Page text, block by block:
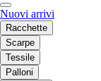
Nuovi arrivi
Racchette
Scarpe
Tessile
Palloni